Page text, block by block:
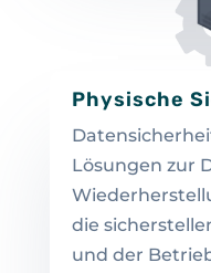
Physische
Lösungen zur
die
und der